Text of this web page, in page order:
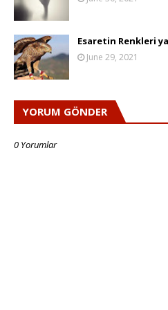
Esaretin Renkleri
June 29, 2021
YORUM GÖNDER
0 Yorumlar